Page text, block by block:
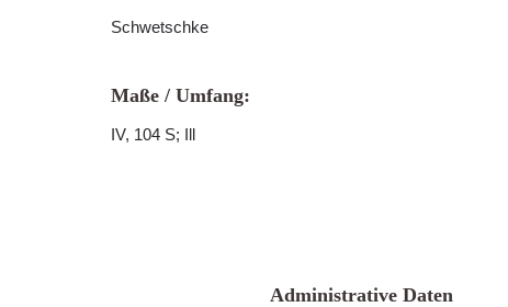
Schwetschke
Maße / Umfang:
IV, 104 S; Ill
Administrative Daten